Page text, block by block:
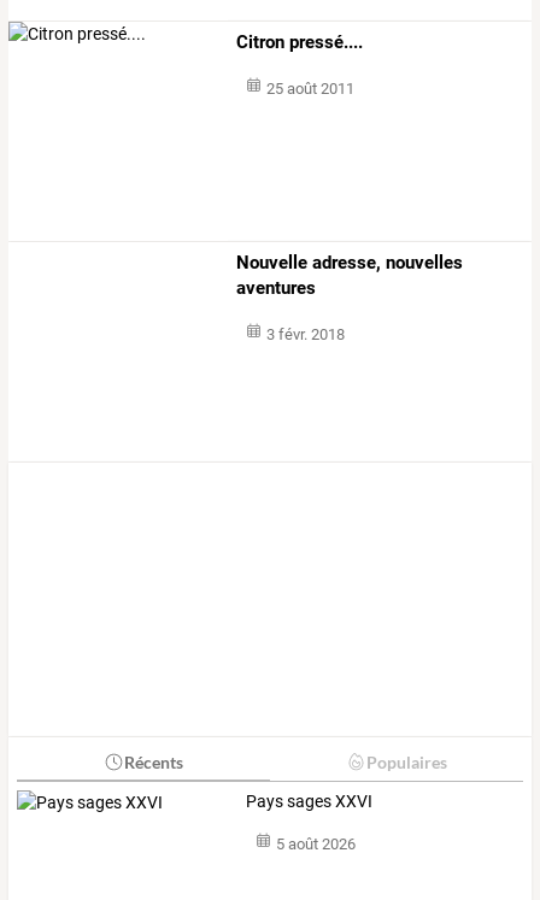
Citron pressé....
25 août 2011
Nouvelle adresse, nouvelles
aventures
3 févr. 2018
Récents Populaires
Pays sages XXVI
5 août 2026